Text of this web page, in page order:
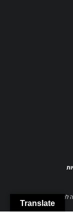
למעלה
Translate